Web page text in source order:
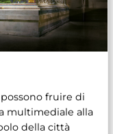
fruire di
multimediale alla
della città